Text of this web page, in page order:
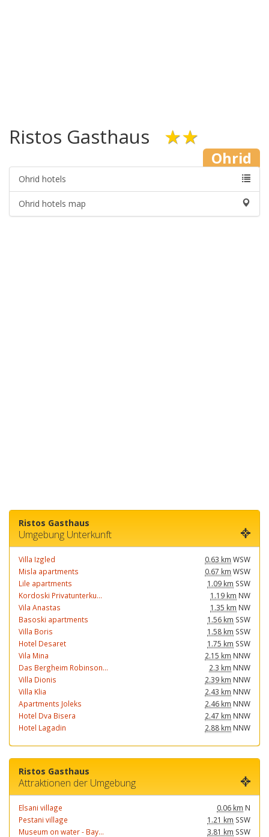
Ristos Gasthaus ★★
Ohrid
Ohrid hotels
Ohrid hotels map
Ristos Gasthaus
Umgebung Unterkunft
Villa Izgled 0.63 km WSW
Misla apartments
0.67 km WSW
Lile apartments
1.09 km SSW
Kordoski Privatunterku...
1.19 km NW
Vila Anastas
1.35 km NW
Basoski apartments
1.56 km SSW
Villa Boris
1.58 km SSW
Hotel Desaret
1.75 km SSW
Vila Mina
2.15 km NNW
Das Bergheim Robinson...
2.3 km NNW
Villa Dionis
2.39 km NNW
Villa Klia
2.43 km NNW
Apartments Joleks
2.46 km NNW
Hotel Dva Bisera
2.47 km NNW
Hotel Lagadin
2.88 km NNW
Ristos Gasthaus
Attraktionen der Umgebung
Elsani village 0.06 km N
Pestani village
1.21 km SSW
Museum on water - Bay...
3.81 km SSW